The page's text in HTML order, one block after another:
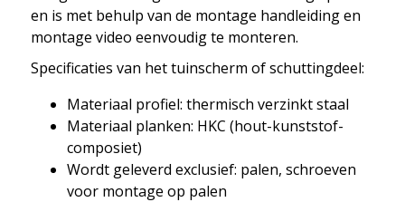
en is met behulp van de montage handleiding en
montage video eenvoudig te monteren.
Specificaties van het tuinscherm of schuttingdeel:
Materiaal profiel: thermisch verzinkt staal
Materiaal planken: HKC (hout-kunststof-
composiet)
Wordt geleverd exclusief: palen, schroeven
voor montage op palen